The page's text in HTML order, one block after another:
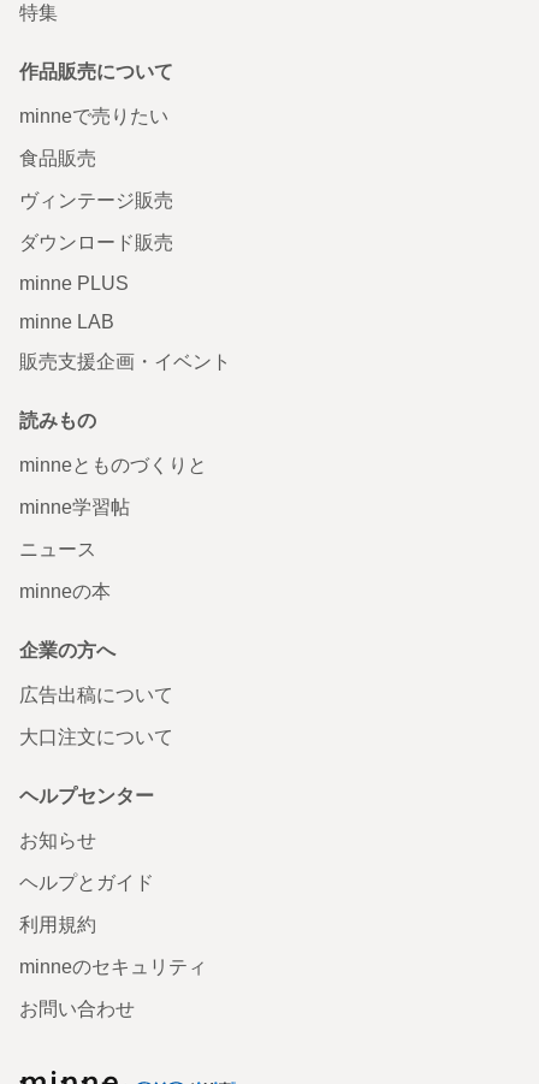
特集
作品販売について
minneで売りたい
食品販売
ヴィンテージ販売
ダウンロード販売
minne PLUS
minne LAB
販売支援企画・イベント
読みもの
minneとものづくりと
minne学習帖
ニュース
minneの本
企業の方へ
広告出稿について
大口注文について
ヘルプセンター
お知らせ
ヘルプとガイド
利用規約
minneのセキュリティ
お問い合わせ